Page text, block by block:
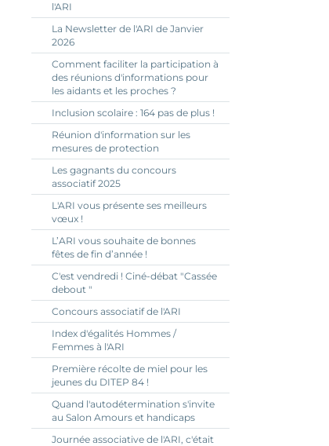
l'ARI
La Newsletter de l'ARI de Janvier
2026
Comment faciliter la participation à
des réunions d'informations pour
les aidants et les proches ?
Inclusion scolaire : 164 pas de plus !
Réunion d'information sur les
mesures de protection
Les gagnants du concours
associatif 2025
L'ARI vous présente ses meilleurs
vœux !
L’ARI vous souhaite de bonnes
fêtes de fin d’année !
C'est vendredi ! Ciné-débat "Cassée
debout "
Concours associatif de l'ARI
Index d'égalités Hommes /
Femmes à l'ARI
Première récolte de miel pour les
jeunes du DITEP 84 !
Quand l'autodétermination s'invite
au Salon Amours et handicaps
Journée associative de l'ARI, c'était